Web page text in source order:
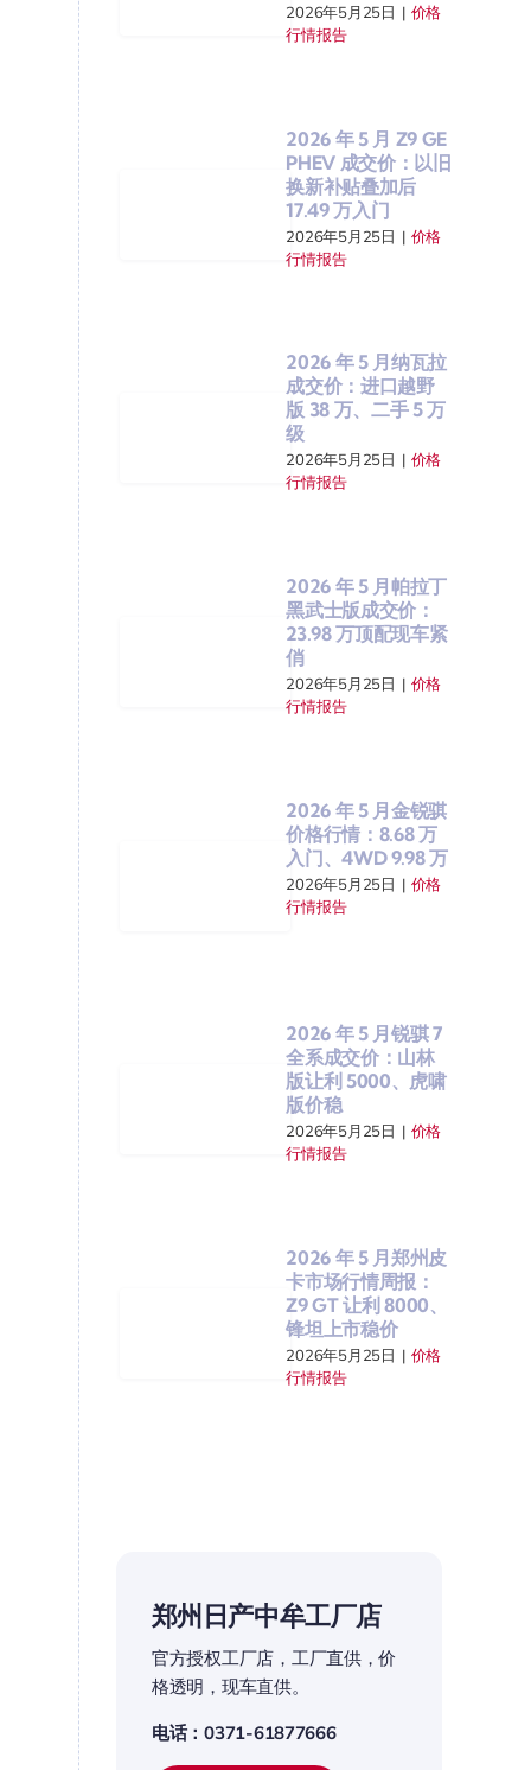
2026年5月25日 | 价格
行情报告
2026 年 5 月 Z9 GE
PHEV 成交价：以旧
换新补贴叠加后
17.49 万入门
2026年5月25日 | 价格
行情报告
2026 年 5 月纳瓦拉
成交价：进口越野
版 38 万、二手 5 万
级
2026年5月25日 | 价格
行情报告
2026 年 5 月帕拉丁
黑武士版成交价：
23.98 万顶配现车紧
俏
2026年5月25日 | 价格
行情报告
2026 年 5 月金锐骐
价格行情：8.68 万
入门、4WD 9.98 万
2026年5月25日 | 价格
行情报告
2026 年 5 月锐骐 7
全系成交价：山林
版让利 5000、虎啸
版价稳
2026年5月25日 | 价格
行情报告
2026 年 5 月郑州皮
卡市场行情周报：
Z9 GT 让利 8000、
锋坦上市稳价
2026年5月25日 | 价格
行情报告
郑州日产中牟工厂店
官方授权工厂店，工厂直供，价
格透明，现车直供。
电话：0371-61877666